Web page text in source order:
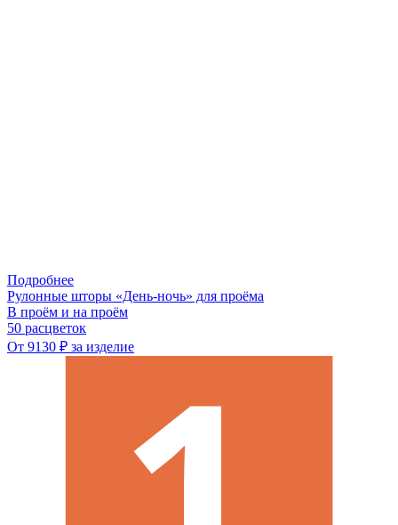
Подробнее
Рулонные шторы «День-ночь» для проёма
В проём и на проём
50 расцветок
От 9130 ₽ за изделие